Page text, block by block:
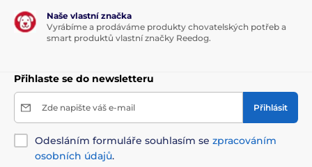
Naše vlastní značka
Vyrábíme a prodáváme produkty chovatelských potřeb a
smart produktů vlastní značky Reedog.
Přihlaste se do newsletteru
Zde napište váš e-mail Přihlásit
Odesláním formuláře souhlasím se zpracováním
osobních údajů.